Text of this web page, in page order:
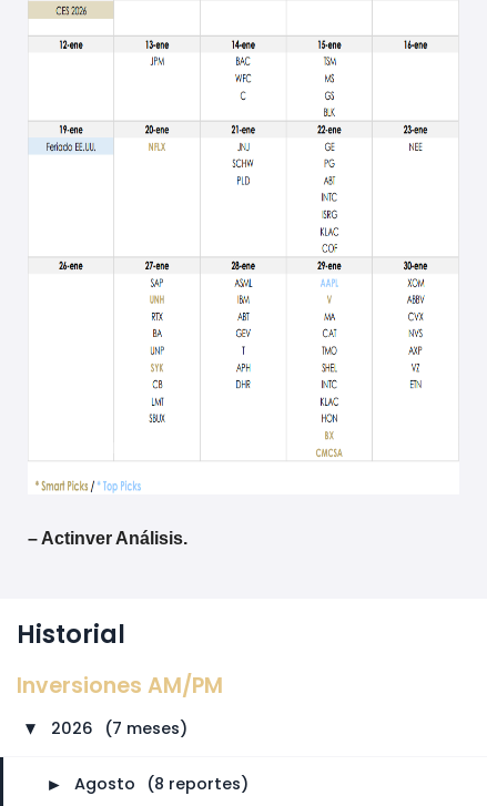
– Actinver Análisis.
Historial
Inversiones AM/PM
► 2026 (7 meses)
► Agosto (8 reportes)